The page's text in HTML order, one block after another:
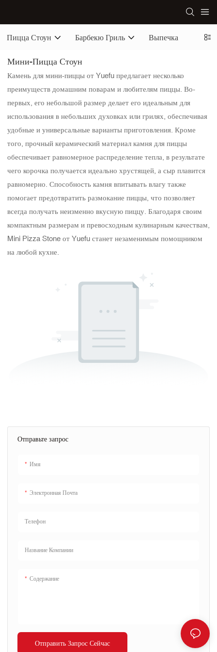
Пицца Стоун Барбекю Гриль Выпечка
Мини-Пицца Стоун
Камень для мини-пиццы от Yuefu предлагает несколько
преимуществ домашним поварам и любителям пиццы. Во-
первых, его небольшой размер делает его идеальным для
использования в небольших духовках или грилях, обеспечивая
удобные и универсальные варианты приготовления. Кроме
того, прочный керамический материал камня для пиццы
обеспечивает равномерное распределение тепла, в результате
чего корочка получается идеально хрустящей, а сыр плавится
равномерно. Способность камня впитывать влагу также
помогает предотвратить размокание пиццы, что позволяет
всегда получать неизменно вкусную пиццу. Благодаря своим
компактным размерам и превосходным кулинарным качествам,
Mini Pizza Stone от Yuefu станет незаменимым помощником
на любой кухне.
Отправьте запрос
Имя
Электронная Почта
Телефон
Название Компании
Содержание
Отправить Запрос Сейчас